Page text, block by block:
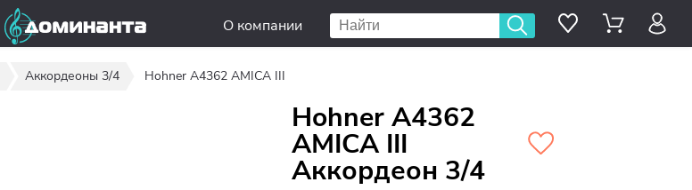
О компании
Аккордеоны 3/4 Hohner A4362 AMICA III
Hohner A4362
AMICA III
Аккордеон 3/4